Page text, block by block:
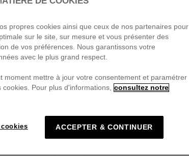
propres cookies ainsi que ceux de nos partenaires pour
sur le site, sur mesure et vous présenter des
de vos préférences. Nous garantissons votre
avec le plus grand respect.
moment mettre à jour votre consentement et paramétrer
Pour plus d'informations, consultez notre
ACCEPTER & CONTINUER